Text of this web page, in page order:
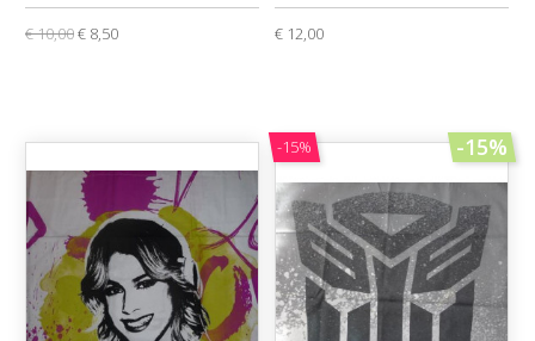
€ 10,00€ 8,50 € 12,00
-15% -15%